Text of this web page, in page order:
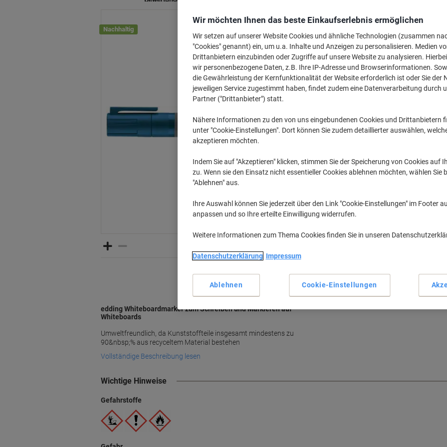
Nachhaltig
edding Whiteboardmarker zum Schreiben und Markieren auf
Whiteboards
Umweltfreundlich, da Kunststoffteile insgesamt mindestens zu
90&nbsp;% aus recyceltem Material bestehen
Vollständige Beschreibung lesen
CHF 2.65 pro Stück
CHF 2.86 inkl. MwSt
Menge exkl. MwSt
1-4Stück CHF 2.95
10+Stück CHF 2.65 -
Menge
Lieferinformationen
Haupteigenschaften
Wichtige Hinweise
Gefahrstoffe
Wir möchten Ihnen das beste Einkaufserlebnis ermöglichen
Wir setzen auf unserer Website Cookies und ähnliche Technologien (zusammen
"Cookies" genannt) ein, um u.a. Inhalte und Anzeigen zu personalisieren. Medien
Drittanbietern einzubinden oder Zugriffe auf unsere Website zu analysieren.
wir personenbezogene Daten, z.B. Ihre IP-Adresse und Browserinformationen.
die Gewährleistung der Kernfunktionalität der Website erforderlich ist oder Sie der
jeweiligen Service zugestimmt haben, findet zudem eine Datenverarbeitung durch
Partner ("Drittanbieter") statt.
Nähere Informationen zu den von uns eingebundenen Cookies und Drittanbietern
unter "Cookie-Einstellungen". Dort können Sie zudem detaillierter auswählen,
akzeptieren möchten.
Indem Sie auf "Akzeptieren" klicken, stimmen Sie der Speicherung von Cookies auf
zu. Wenn sie den Einsatz nicht essentieller Cookies ablehnen möchten, wählen Sie
"Ablehnen" aus.
Ihre Auswahl können Sie jederzeit über den Link "Cookie-Einstellungen" im Footer
anpassen und so Ihre erteilte Einwilligung widerrufen.
Weitere Informationen zum Thema Cookies finden Sie in unseren
Datenschutzerklärung Impressum
Cookie-Einstellungen
Ablehnen